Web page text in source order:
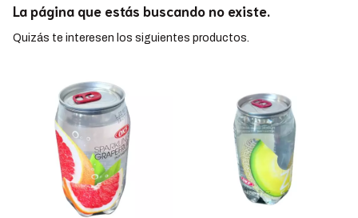
La página que estás buscando no existe.
Quizás te interesen los siguientes productos.